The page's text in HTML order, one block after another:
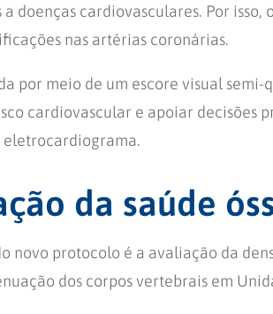
a doenças cardiovasculares. Por
nas artérias coronárias.
por meio de um escore visual
cardiovascular e apoiar decisões
eletrocardiograma.
da saúde
novo protocolo é a avaliação da
dos corpos vertebrais em